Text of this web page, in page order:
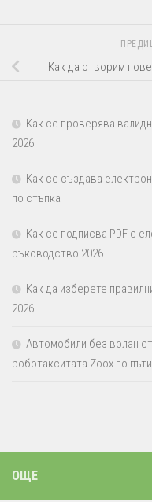
Как да отворим
Как се проверява
2026
Как се създава
по стъпка
Как се подписва PDF с
ръководство 2026
Как да изберете
2026
Автомобили без волан
роботакситата Zoox по
ОЩЕ